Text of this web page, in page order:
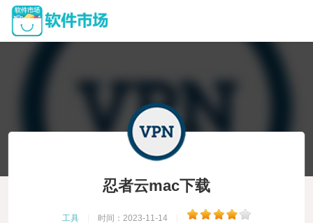
忍者云mac下载
工具 时间：2023-11-14